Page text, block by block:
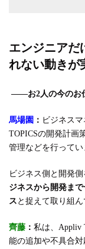
エンジニアだ
れない動きが
――お2人の今のお
馬場園 ： ビジネス
TOPICSの開発計画
管理などを行ってい
ビジネス側と開発
ジネスから開発ま
ス と捉えて取り組ん
齊藤 ： 私は、Appliv
能の追加や不具合